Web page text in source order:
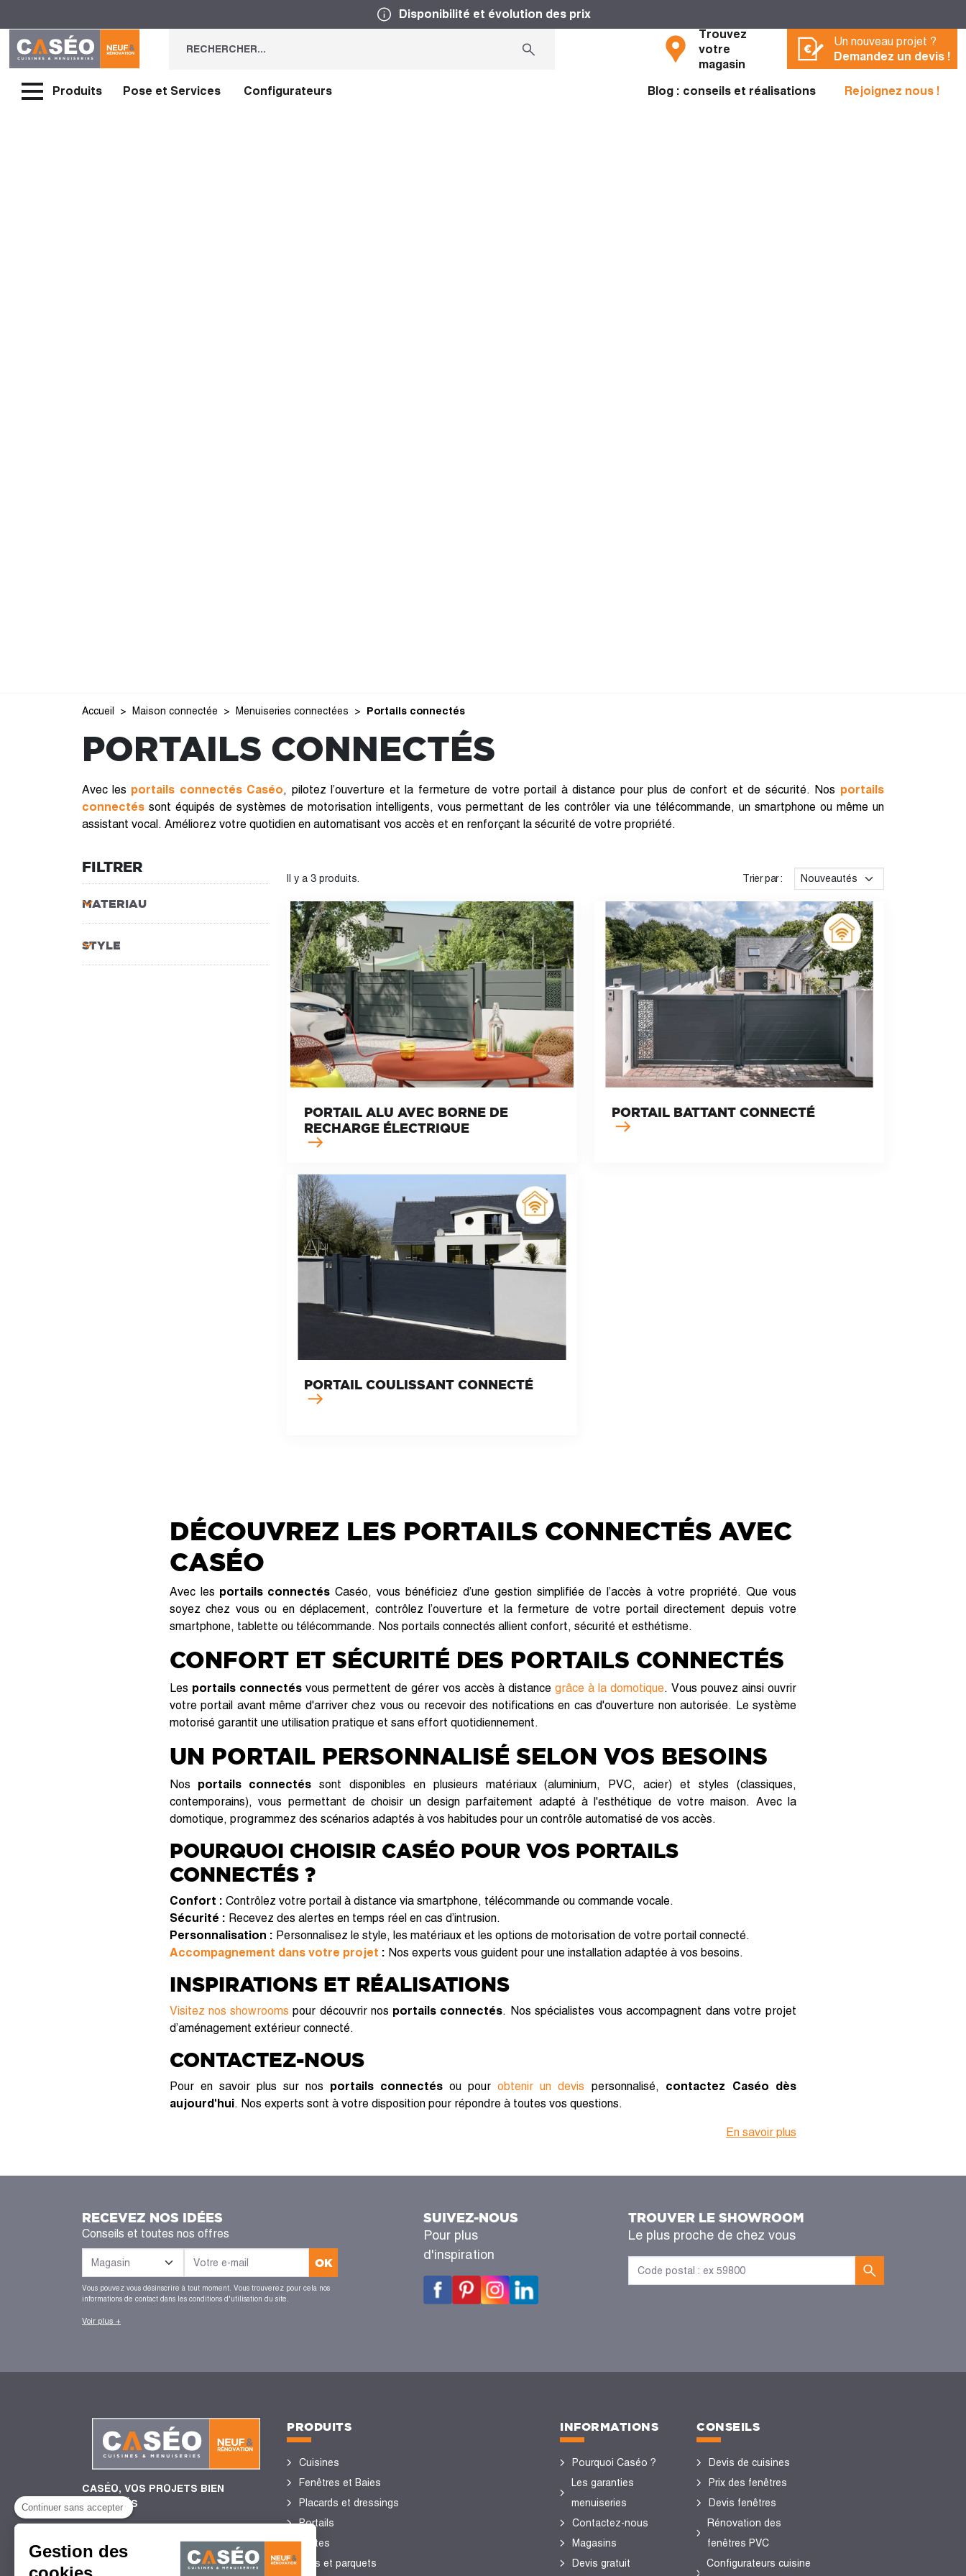
Continuer sans accepter
Gestion des
Disponibilité et évolution des prix
Trouvez
votre
magasin
Un nouveau projet ?
Demandez un devis !
Produits Pose et Services Configurateurs Blog : conseils et réalisations Rejoignez nous !
Accueil Maison connectée Menuiseries connectées Portails connectés
PORTAILS CONNECTÉS
Avec les portails connectés Caséo, pilotez l’ouverture et la fermeture de votre portail à distance pour plus de confort et de sécurité. Nos portails
connectés sont équipés de systèmes de motorisation intelligents, vous permettant de les contrôler via une télécommande, un smartphone ou même un
assistant vocal. Améliorez votre quotidien en automatisant vos accès et en renforçant la sécurité de votre propriété.
FILTRER
MATERIAU
STYLE
Il y a 3 produits. Trier par :
PORTAIL ALU AVEC BORNE DE
RECHARGE ÉLECTRIQUE
PORTAIL BATTANT CONNECTÉ
PORTAIL COULISSANT CONNECTÉ
DÉCOUVREZ LES PORTAILS CONNECTÉS AVEC
CASÉO
Avec les portails connectés Caséo, vous bénéficiez d’une gestion simplifiée de l’accès à votre propriété. Que vous
soyez chez vous ou en déplacement, contrôlez l’ouverture et la fermeture de votre portail directement depuis votre
smartphone, tablette ou télécommande. Nos portails connectés allient confort, sécurité et esthétisme.
CONFORT ET SÉCURITÉ DES PORTAILS CONNECTÉS
Les portails connectés vous permettent de gérer vos accès à distance grâce à la domotique. Vous pouvez ainsi ouvrir
votre portail avant même d'arriver chez vous ou recevoir des notifications en cas d'ouverture non autorisée. Le système
motorisé garantit une utilisation pratique et sans effort quotidiennement.
UN PORTAIL PERSONNALISÉ SELON VOS BESOINS
Nos portails connectés sont disponibles en plusieurs matériaux (aluminium, PVC, acier) et styles (classiques,
contemporains), vous permettant de choisir un design parfaitement adapté à l'esthétique de votre maison. Avec la
domotique, programmez des scénarios adaptés à vos habitudes pour un contrôle automatisé de vos accès.
POURQUOI CHOISIR CASÉO POUR VOS PORTAILS
CONNECTÉS ?
Confort : Contrôlez votre portail à distance via smartphone, télécommande ou commande vocale.
Sécurité : Recevez des alertes en temps réel en cas d’intrusion.
Personnalisation : Personnalisez le style, les matériaux et les options de motorisation de votre portail connecté.
Accompagnement dans votre projet : Nos experts vous guident pour une installation adaptée à vos besoins.
INSPIRATIONS ET RÉALISATIONS
Visitez nos showrooms pour découvrir nos portails connectés. Nos spécialistes vous accompagnent dans votre projet
d’aménagement extérieur connecté.
CONTACTEZ-NOUS
Pour en savoir plus sur nos portails connectés ou pour obtenir un devis personnalisé, contactez Caséo dès
aujourd'hui. Nos experts sont à votre disposition pour répondre à toutes vos questions.
En savoir plus
RECEVEZ NOS IDÉES
Conseils et toutes nos offres
OK
Vous pouvez vous désinscrire à tout moment. Vous trouverez pour cela nos
informations de contact dans les conditions d'utilisation du site.
Voir plus +
SUIVEZ-NOUS
Pour plus
d'inspiration
TROUVER LE SHOWROOM
Le plus proche de chez vous
CASÉO, VOS PROJETS BIEN
ENCADRÉS
4,4/5
de satisfaction client
2 755 Avis certifiés Guest
PRODUITS
Cuisines
Fenêtres et Baies
Placards et dressings
Portails
Portes
Sols et parquets
INFORMATIONS
Pourquoi Caséo ?
Les garanties
menuiseries
Contactez-nous
Magasins
Devis gratuit
CONSEILS
Devis de cuisines
Prix des fenêtres
Devis fenêtres
Rénovation des
fenêtres PVC
Configurateurs cuisine